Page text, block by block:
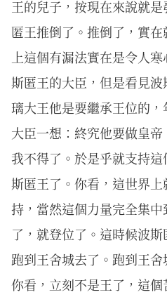
王的兒子，按現在來說就
匿王推倒了。推倒了，實
上這個有漏法實在是令人
斯匿王的大臣，但是看見
璃大王他是要繼承王位的，
大臣一想：終究他要做皇
我不得了。於是乎就支持
斯匿王了。你看，這世界
持，當然這個力量完全集
了，就登位了。這時候波
跑到王舍城去了。跑到王
你看，立刻不是王了，這